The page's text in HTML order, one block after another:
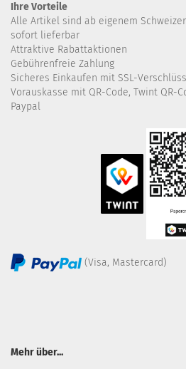
Ihre Vorteile
Alle Artikel sind ab eigenem
sofort lieferbar
Attraktive Rabattaktionen
Gebührenfreie Zahlung
Sicheres Einkaufen mit SSL-
Vorauskasse mit QR-Code, Twint QR-
Paypal
(Visa, Mastercard)
Mehr über...